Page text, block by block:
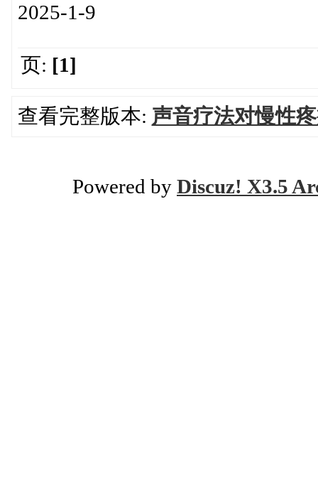
2025-1-9
页: [1]
查看完整版本: 声音疗法对慢性
Powered by Discuz! X3.5